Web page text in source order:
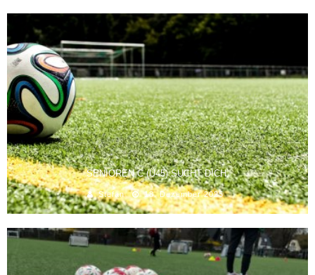
SENIOREN C (Ü45) SUCHT DICH.
Stefan 18. Dezember 2025